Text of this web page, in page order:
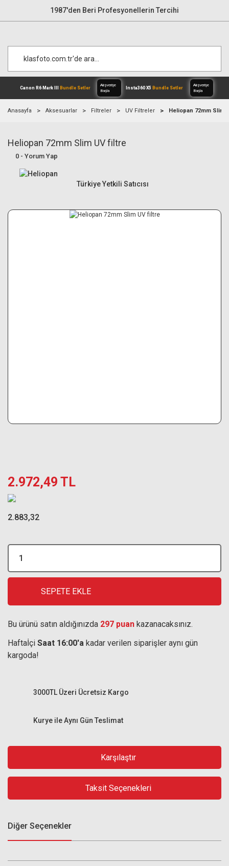
1987'den Beri Profesyonellerin Tercihi
Canon R6 Mark III Bundle Setler
Anasayfa Aksesuarlar Filtreler UV Filtreler Heliopan 72mm Slim
Heliopan 72mm Slim UV filtre
0 - Yorum Yap
Türkiye Yetkili Satıcısı
2.972,49 TL
2.883,32
SEPETE EKLE
Bu ürünü satın aldığınızda 297 puan kazanacaksınız.
Haftaİçi Saat 16:00'a kadar verilen siparişler aynı gün
kargoda!
Kurye ile Aynı Gün Teslimat
3000TL Üzeri Ücretsiz Kargo
Karşılaştır
Taksit Seçenekleri
Diğer Seçenekler